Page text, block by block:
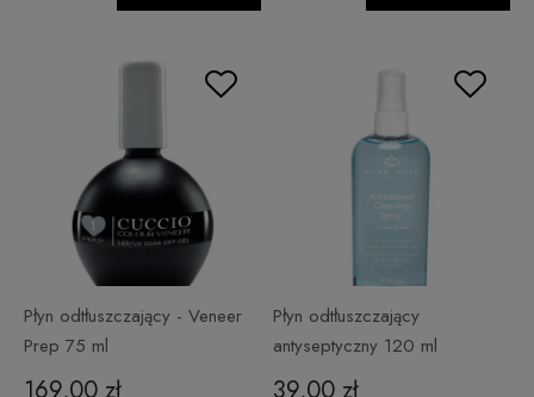
Płyn odtłuszczający - Veneer
Prep 75 ml
Płyn odtłuszczający
antyseptyczny 120 ml